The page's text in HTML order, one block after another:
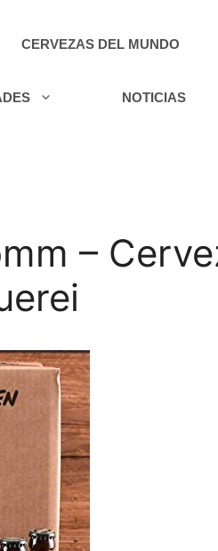
CERVEZAS DEL MUNDO
NOTICIAS
–